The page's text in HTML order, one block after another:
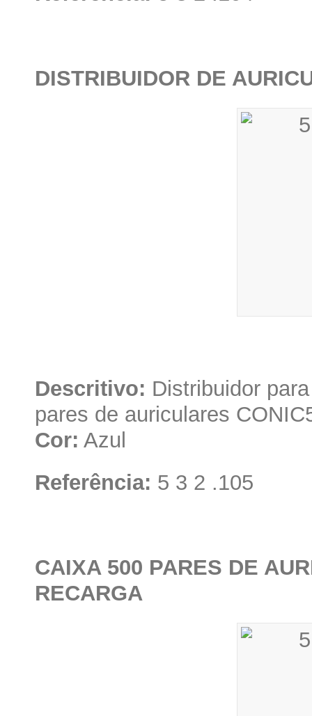
DISTRIBUIDOR DE
Descritivo: Distribuidor
pares de auriculares
Cor: Azul
Referência: 5 3 2 .105
CAIXA 500 PARES DE
RECARGA